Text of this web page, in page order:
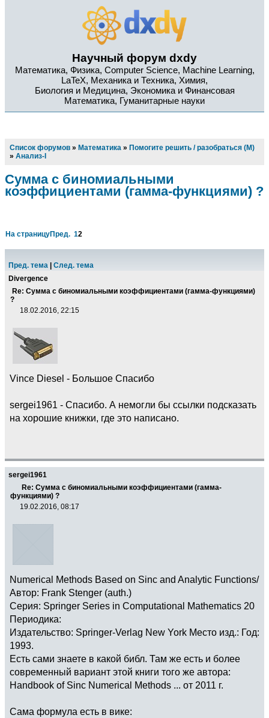
Научный форум dxdy
Математика, Физика, Computer Science, Machine Learning,
LaTeX, Механика и Техника, Химия,
Биология и Медицина, Экономика и Финансовая
Математика, Гуманитарные науки
Список форумов » Математика » Помогите решить / разобраться (М)
» Анализ-I
Сумма с биномиальными
коэффициентами (гамма-функциями) ?
На страницуПред. 12
Пред. тема
След. тема
Divergence
Re: Сумма с биномиальными коэффициентами (гамма-функциями)
?
18.02.2016, 22:15
Vince Diesel - Большое Спасибо
sergei1961 - Спасибо. А немогли бы ссылки подсказать
на хорошие книжки, где это написано.
sergei1961
Re: Сумма с биномиальными коэффициентами (гамма-
функциями) ?
19.02.2016, 08:17
Numerical Methods Based on Sinc and Analytic Functions/
Автор: Frank Stenger (auth.)
Серия: Springer Series in Computational Mathematics 20
Периодика:
Издательство: Springer-Verlag New York Место изд.: Год:
1993.
Есть сами знаете в какой библ. Там же есть и более
современный вариант этой книги того же автора:
Handbook of Sinc Numerical Methods ... от 2011 г.
Сама формула есть в вике: